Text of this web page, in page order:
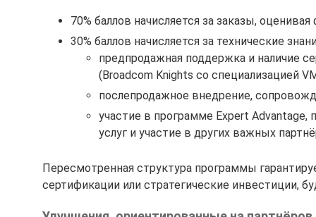
70% баллов начисляется за заказы,
30% баллов начисляется за технические
предпродажная поддержка и наличие
(Broadcom Knights со специализацией
послепродажное внедрение,
участие в программе Expert
услуг и участие в других важных
Пересмотренная структура программы
сертификации или стратегические инвестиции,